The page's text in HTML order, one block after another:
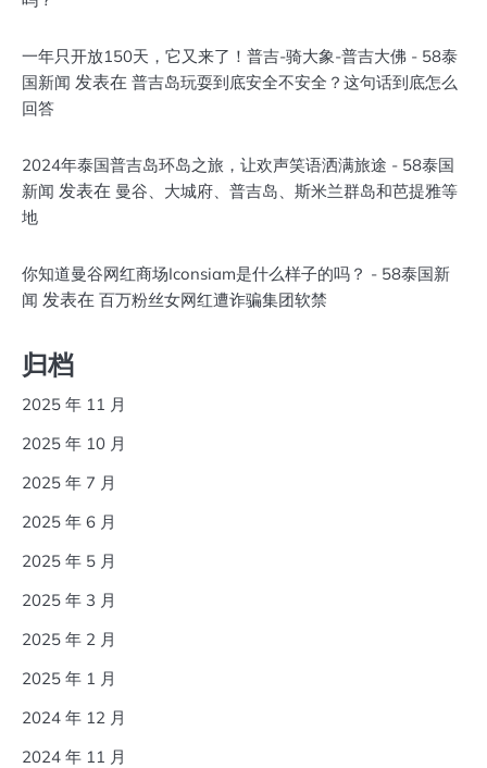
一年只开放150天，它又来了！普吉-骑大象-普吉大佛 - 58泰
国新闻 发表在 普吉岛玩耍到底安全不安全？这句话到底怎么
回答
2024年泰国普吉岛环岛之旅，让欢声笑语洒满旅途 - 58泰国
新闻 发表在 曼谷、大城府、普吉岛、斯米兰群岛和芭提雅等
地
你知道曼谷网红商场Iconsiam是什么样子的吗？ - 58泰国新
闻 发表在 百万粉丝女网红遭诈骗集团软禁
归档
2025 年 11 月
2025 年 10 月
2025 年 7 月
2025 年 6 月
2025 年 5 月
2025 年 3 月
2025 年 2 月
2025 年 1 月
2024 年 12 月
2024 年 11 月